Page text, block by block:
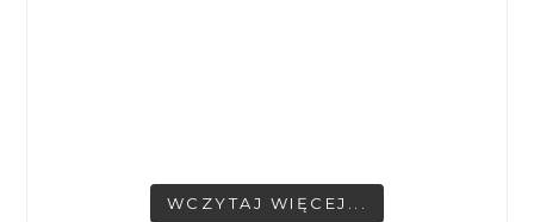
WCZYTAJ WIĘCEJ...